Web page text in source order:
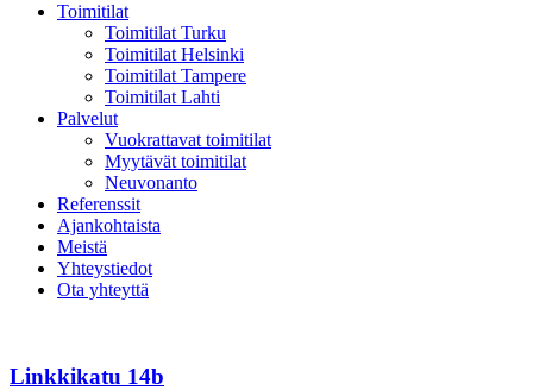
Toimitilat
Toimitilat Turku
Toimitilat Helsinki
Toimitilat Tampere
Toimitilat Lahti
Palvelut
Vuokrattavat toimitilat
Myytävät toimitilat
Neuvonanto
Referenssit
Ajankohtaista
Meistä
Yhteystiedot
Ota yhteyttä
Linkkikatu 14b